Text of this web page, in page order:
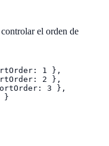
el orden de
1 },
2 },
3 },
}